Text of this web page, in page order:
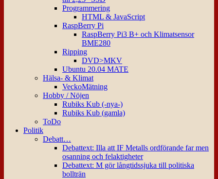
Programmering
HTML & JavaScript
RaspBerry Pi
RaspBerry Pi3 B+ och Klimatsensor
BME280
Ripping
DVD>MKV
Ubuntu 20.04 MATE
Hälsa- & Klimat
VeckoMätning
Hobby / Nöjen
Rubiks Kub (-nya-)
Rubiks Kub (gamla)
ToDo
Politik
Debatt…
Debattext: Illa att IF Metalls ordförande far men
osanning och felaktigheter
Debattext: M gör långtidssjuka till politiska
bollträn